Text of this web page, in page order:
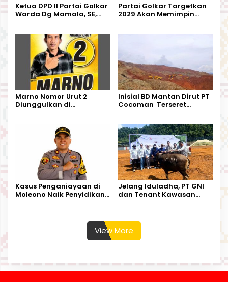
Ketua DPD II Partai Golkar
Warda Dg Mamala, SE,
Kecamatan Petbar
Partai Golkar Targetkan
2029 Akan Memimpin
Marno Nomor Urut 2
Diunggulkan di
Harapan Warga
Inisial BD Mantan Dirut PT
Cocoman Terseret
Kalimantan Barat
Kasus Penganiayaan di
Moleono Naik Penyidikan,
Jelang Iduladha, PT GNI
dan Tenant Kawasan
View More